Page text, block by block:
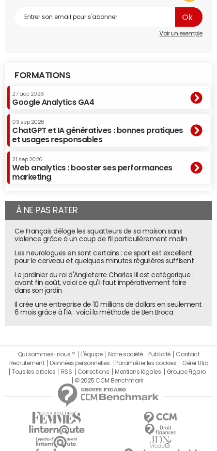
Voir un exemple
FORMATIONS
27 aoû 2026
Google Analytics GA4
03 sep 2026
ChatGPT et IA génératives : bonnes pratiques
et usages responsables
21 sep 2026
Web analytics : booster ses performances
marketing
À NE PAS RATER
Ce Français déloge les squatteurs de sa maison sans
violence grâce à un coup de fil particulièrement malin
Les neurologues en sont certains : ce sport est excellent
pour le cerveau et quelques minutes régulières suffisent
Le jardinier du roi d'Angleterre Charles III est catégorique :
avant fin août, voici ce qu'il faut impérativement faire
dans son jardin
Il crée une entreprise de 10 millions de dollars en seulement
6 mois grâce à l'IA : voici la méthode de Ben Broca
Qui sommes-nous ? L'équipe Notre société Publicité
Contact
Recrutement
Données personnelles Paramétrer les cookies
Gérer Utiq
Tous les articles
RSS Corrections Mentions légales
Groupe Figaro
© 2025 CCM Benchmark